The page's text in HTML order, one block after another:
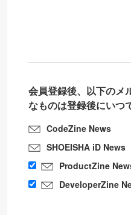
会員登録後、以下のメ
なものは登録後にいつ
CodeZine News
SHOEISHA iD News
ProductZine
DeveloperZine